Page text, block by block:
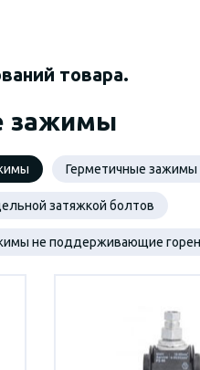
товара.
зажимы
Герметичные
затяжкой болтов
не поддерживающие